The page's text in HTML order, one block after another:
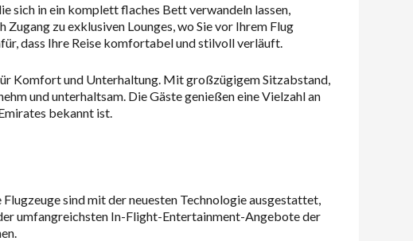
sich in ein komplett flaches Bett verwandeln lassen,
zu exklusiven Lounges, wo Sie vor Ihrem Flug
dass Ihre Reise komfortabel und stilvoll verläuft.
Komfort und Unterhaltung. Mit großzügigem Sitzabstand,
und unterhaltsam. Die Gäste genießen eine Vielzahl an
bekannt ist.
sind mit der neuesten Technologie ausgestattet,
umfangreichsten In-Flight-Entertainment-Angebote der